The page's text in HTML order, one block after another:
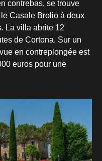
contrebas, se trouve
Casale Brolio à deux
La villa abrite 12
de Cortona. Sur un
en contreplongée est
euros pour une